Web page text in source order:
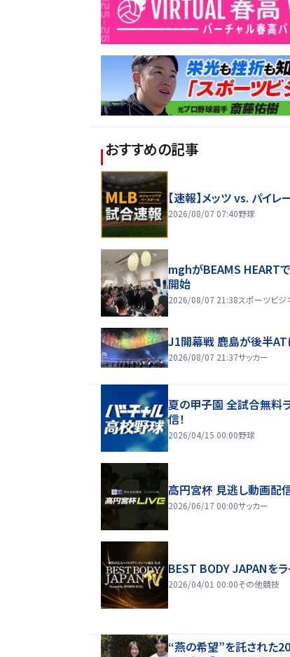
おすすめの記事
【速報】メッツ vs. パイレ
2026/08/07 07:40野球
mghがBEAMS HEART
開始
2026/08/07 21:38スポーツビジ
J1開幕戦 鹿島が後半AT
2026/08/07 21:37サッカー
夏の甲子園 全試合無料
信！
2026/04/15 00:00野球
高円宮杯 見逃し動画配
2026/06/17 00:00サッカー
BEST BODY JAPANをラ
2026/04/01 00:00その他競技
“燕の希望”を託された